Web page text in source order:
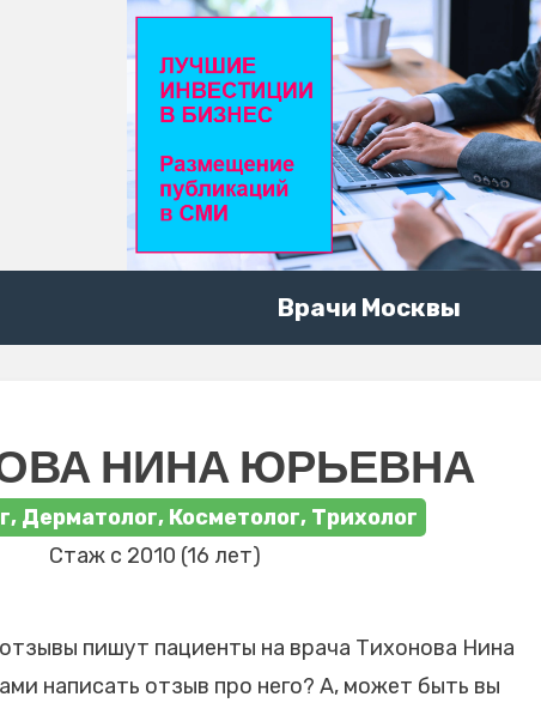
Врачи Москвы
НИНА ЮРЬЕВНА
Дерматолог, Косметолог, Трихолог
Стаж с 2010 (16 лет)
пишут пациенты на врача Тихонова Нина
написать отзыв про него? А, может быть вы